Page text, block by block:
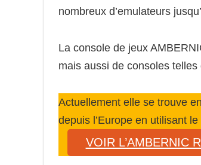
nombreux d’emulateurs
La console de jeux
mais aussi de consoles
Actuellement elle se trouve
depuis l’Europe en utilisant
VOIR L’AMBERNIC